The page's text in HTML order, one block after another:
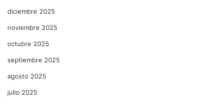
diciembre 2025
noviembre 2025
octubre 2025
septiembre 2025
agosto 2025
julio 2025